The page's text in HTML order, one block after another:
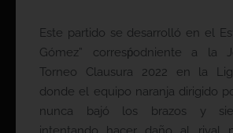
Este partido se desarrolló en el
Gómez” corresṕodniente a la
Torneo Clausura 2022 en la
donde el equipo naranja dirigido
nunca bajó los brazos y